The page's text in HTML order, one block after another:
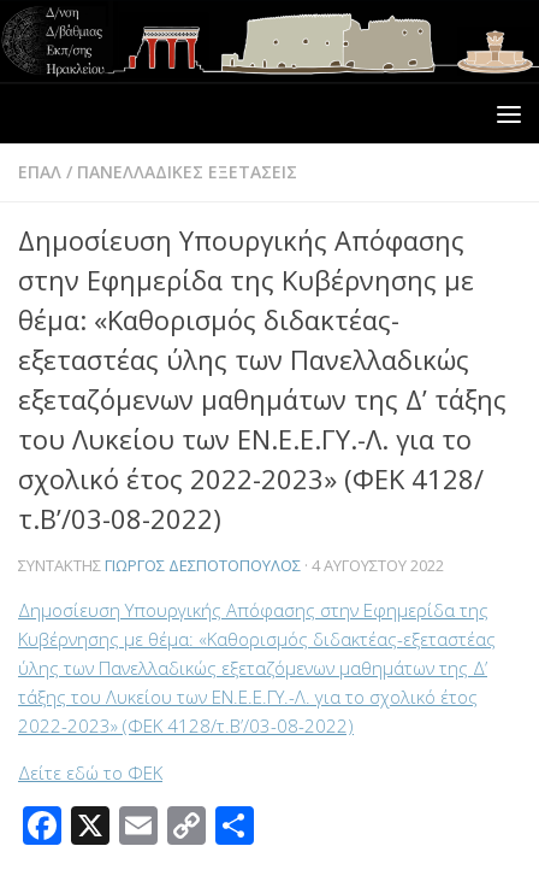
ΕΠΑΛ / ΠΑΝΕΛΛΑΔΙΚΕΣ ΕΞΕΤΑΣΕΙΣ
Δημοσίευση Υπουργικής Απόφασης
στην Εφημερίδα της Κυβέρνησης με
θέμα: «Καθορισμός διδακτέας-
εξεταστέας ύλης των Πανελλαδικώς
εξεταζόμενων μαθημάτων της Δ’ τάξης
του Λυκείου των ΕΝ.Ε.Ε.ΓΥ.-Λ. για το
σχολικό έτος 2022-2023» (ΦΕΚ 4128/
τ.Β’/03-08-2022)
ΣΥΝΤΆΚΤΗΣ ΓΙΏΡΓΟΣ ΔΕΣΠΟΤΌΠΟΥΛΟΣ · 4 ΑΥΓΟΎΣΤΟΥ 2022
Δημοσίευση Υπουργικής Απόφασης στην Εφημερίδα της
Κυβέρνησης με θέμα: «Καθορισμός διδακτέας-εξεταστέας
ύλης των Πανελλαδικώς εξεταζόμενων μαθημάτων της Δ’
τάξης του Λυκείου των ΕΝ.Ε.Ε.ΓΥ.-Λ. για το σχολικό έτος
2022-2023» (ΦΕΚ 4128/τ.Β’/03-08-2022)
Δείτε εδώ το ΦΕΚ
Facebook
X Email
Copy